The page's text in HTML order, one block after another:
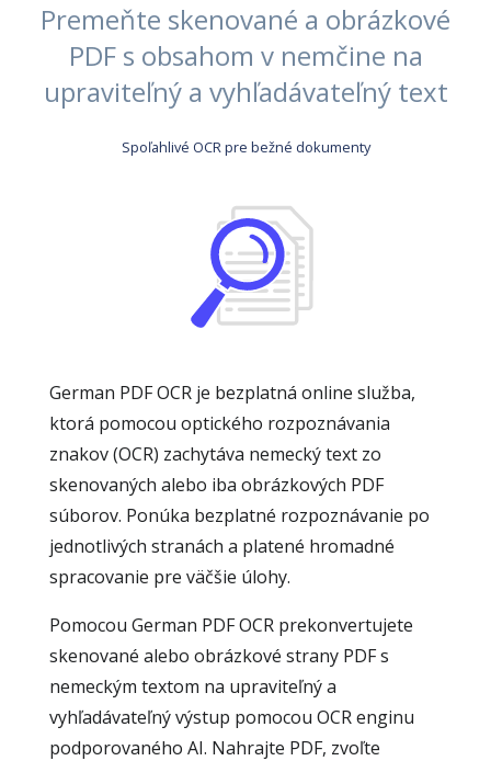
Premeňte skenované a obrázkové
PDF s obsahom v nemčine na
upraviteľný a vyhľadávateľný text
Spoľahlivé OCR pre bežné dokumenty
German PDF OCR je bezplatná online služba,
ktorá pomocou optického rozpoznávania
znakov (OCR) zachytáva nemecký text zo
skenovaných alebo iba obrázkových PDF
súborov. Ponúka bezplatné rozpoznávanie po
jednotlivých stranách a platené hromadné
spracovanie pre väčšie úlohy.
Pomocou German PDF OCR prekonvertujete
skenované alebo obrázkové strany PDF s
nemeckým textom na upraviteľný a
vyhľadávateľný výstup pomocou OCR enginu
podporovaného AI. Nahrajte PDF, zvoľte